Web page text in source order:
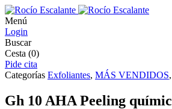
Menú
Login
Buscar
Cesta (0)
Pide cita
Categorías Exfoliantes, MÁS VENDIDOS,
Gh 10 AHA Peeling